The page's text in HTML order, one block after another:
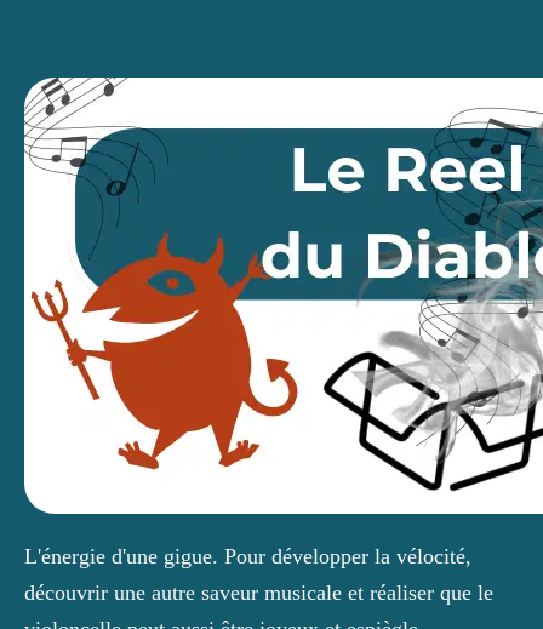
L'énergie d'une gigue. Pour développer la vélocité,
découvrir une autre saveur musicale et réaliser que le